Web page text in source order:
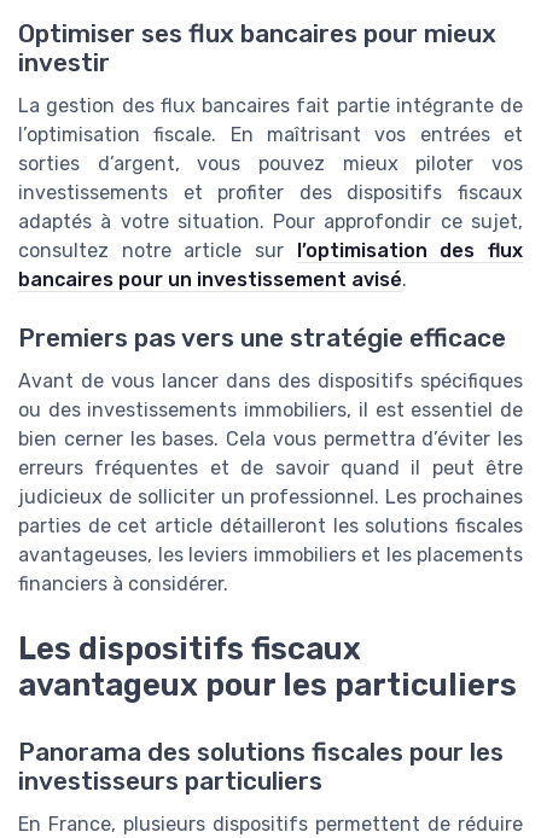
Optimiser ses flux bancaires pour mieux
investir
La gestion des flux bancaires fait partie intégrante de
l’optimisation fiscale. En maîtrisant vos entrées et
sorties d’argent, vous pouvez mieux piloter vos
investissements et profiter des dispositifs fiscaux
adaptés à votre situation. Pour approfondir ce sujet,
consultez notre article sur l’optimisation des flux
bancaires pour un investissement avisé.
Premiers pas vers une stratégie efficace
Avant de vous lancer dans des dispositifs spécifiques
ou des investissements immobiliers, il est essentiel de
bien cerner les bases. Cela vous permettra d’éviter les
erreurs fréquentes et de savoir quand il peut être
judicieux de solliciter un professionnel. Les prochaines
parties de cet article détailleront les solutions fiscales
avantageuses, les leviers immobiliers et les placements
financiers à considérer.
Les dispositifs fiscaux
avantageux pour les particuliers
Panorama des solutions fiscales pour les
investisseurs particuliers
En France, plusieurs dispositifs permettent de réduire